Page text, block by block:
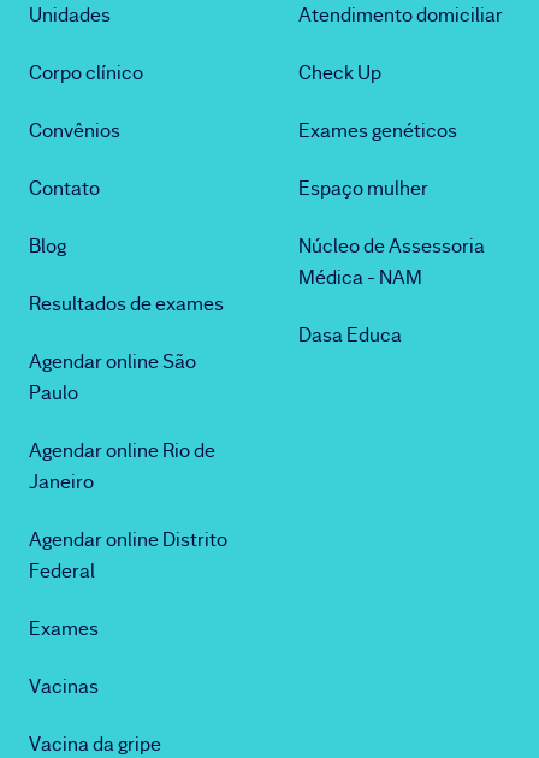
Unidades
Corpo clínico
Convênios
Contato
Blog
Resultados de exames
Agendar online São
Paulo
Agendar online Rio de
Janeiro
Agendar online Distrito
Federal
Exames
Vacinas
Vacina da gripe
Atendimento domiciliar
Check Up
Exames genéticos
Espaço mulher
Núcleo de Assessoria
Médica - NAM
Dasa Educa